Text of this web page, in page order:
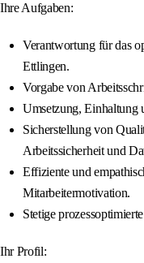
Ihre Aufgaben:
Verantwortung für das
Ettlingen.
Vorgabe von
Umsetzung, Einhaltung
Sicherstellung von
Arbeitssicherheit und
Effiziente und
Mitarbeitermotivation.
Stetige
Ihr Profil: